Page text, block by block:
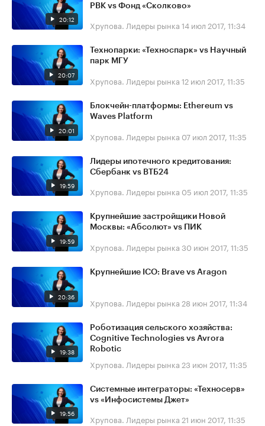
20:12
РВК vs Фонд «Сколково»
Хрупова. Лидеры рынка 14 июл 2017, 11:34
20:07
Технопарки: «Техноспарк» vs Научный
парк МГУ
Хрупова. Лидеры рынка 12 июл 2017, 11:35
20:01
Блокчейн-платформы: Ethereum vs
Waves Platform
Хрупова. Лидеры рынка 07 июл 2017, 11:35
19:59
Лидеры ипотечного кредитования:
Сбербанк vs ВТБ24
Хрупова. Лидеры рынка 05 июл 2017, 11:35
19:59
Крупнейшие застройщики Новой
Москвы: «Абсолют» vs ПИК
Хрупова. Лидеры рынка 30 июн 2017, 11:35
20:36
Крупнейшие ICO: Brave vs Aragon
Хрупова. Лидеры рынка 28 июн 2017, 11:34
19:38
Роботизация сельского хозяйства:
Cognitive Technologies vs Avrora
Robotic
Хрупова. Лидеры рынка 23 июн 2017, 11:35
19:56
Системные интеграторы: «​Техносерв»
vs «Инфосистемы Джет»
Хрупова. Лидеры рынка 21 июн 2017, 11:35